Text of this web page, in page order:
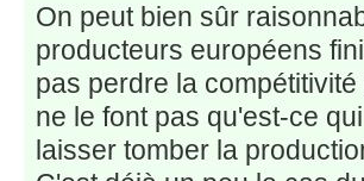
On peut bien sûr
producteurs européens
pas perdre la
ne le font pas qu'est-ce
laisser tomber la